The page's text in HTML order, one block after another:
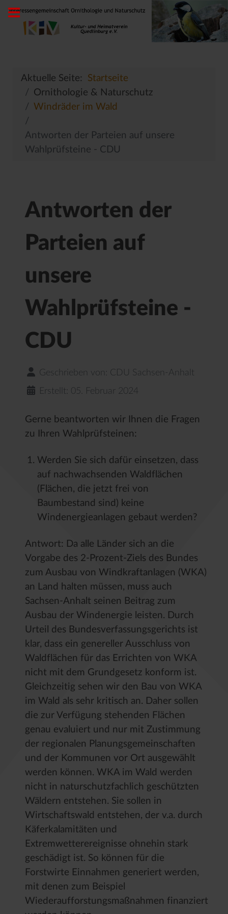
Aktuelle Seite: Startseite
Ornithologie & Naturschutz
Windräder im Wald
Antworten der Parteien auf unsere
Wahlprüfsteine - CDU
Antworten der
Parteien auf
unsere
Wahlprüfsteine -
CDU
Geschrieben von: CDU Sachsen-Anhalt
Erstellt: 05. Februar 2024
Gerne beantworten wir Ihnen die Fragen
zu Ihren Wahlprüfsteinen:
Werden Sie sich dafür einsetzen, dass
auf nachwachsenden Waldflächen
(Flächen, die jetzt frei von
Baumbestand sind) keine
Windenergieanlagen gebaut werden?
Antwort: Da alle Länder sich an die
Vorgabe des 2-Prozent-Ziels des Bundes
zum Ausbau von Windkraftanlagen (WKA)
an Land halten müssen, muss auch
Sachsen-Anhalt seinen Beitrag zum
Ausbau der Windenergie leisten. Durch
Urteil des Bundesverfassungsgerichts ist
klar, dass ein genereller Ausschluss von
Waldflächen für das Errichten von WKA
nicht mit dem Grundgesetz konform ist.
Gleichzeitig sehen wir den Bau von WKA
im Wald als sehr kritisch an. Daher sollen
die zur Verfügung stehenden Flächen
genau evaluiert und nur mit Zustimmung
der regionalen Planungsgemeinschaften
und der Kommunen vor Ort ausgewählt
werden können. WKA im Wald werden
nicht in naturschutzfachlich geschützten
Wäldern entstehen. Sie sollen in
Wirtschaftswald entstehen, der v.a. durch
Käferkalamitäten und
Extremwetterereignisse ohnehin stark
geschädigt ist. So können für die
Forstwirte Einnahmen generiert werden,
mit denen zum Beispiel
Wiederaufforstungsmaßnahmen finanziert